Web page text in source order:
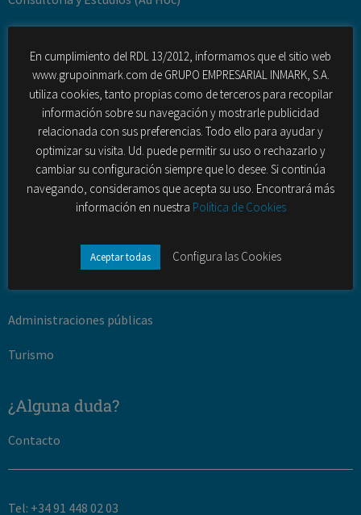
Desarrollo turístico y territorial
Fuerza de ventas externas
Contact Center (outbound – inbound)
Sectores
Banca y seguros
Telecomunciaciones
ONG
Administraciones públicas
Turismo
¿Alguna duda?
Contacto
Tel: +34 91 448 02 03
En cumplimiento del RDL 13/2012, informamos que el sitio web
www.grupoinmark.com de GRUPO EMPRESARIAL INMARK, S.A.
utiliza cookies, tanto propias como de terceros para recopilar
información sobre su navegación y mostrarle publicidad
relacionada con sus preferencias. Todo ello para ayudar y
optimizar su visita. Ud. puede permitir su uso o rechazarlo y
cambiar su configuración siempre que lo desee. Si continúa
navegando, consideramos que acepta su uso. Encontrará más
información en nuestra Política de Cookies
Aceptar todas Configura las Cookies